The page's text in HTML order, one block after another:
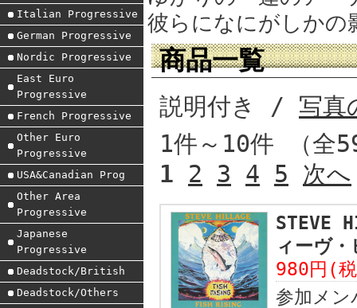
Italian Progressive
German Progressive
Nordic Progressive
East Euro
Progressive
French Progressive
Other Euro
Progressive
USA&Canadian Prog
Other Area
Progressive
Japanese
Progressive
Deadstock/British
Deadstock/Others
彼らになにがしかの
商品一覧
説明付き / 写真
1件～10件 （
1 2 3 4 5 次へ
STEVE
ィーヴ
980円(
参加メン